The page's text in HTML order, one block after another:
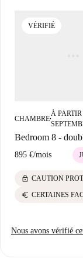
Justicia est un
restaurants à
VÉRIFIÉ
CHAMBRE■
À
Bedroom 8 -
895 €/mois
lock CAUTION
euro CERTAINES
Nous avons vérifié